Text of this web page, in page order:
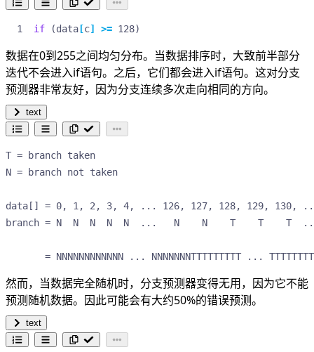
if (data [c] >= 128)
数据在0到255之间均匀分布。当数据排序时，大致前半部分
迭代不会进入if语句。之后，它们都会进入if语句。这对分支
预测器非常友好，因为分支连续多次走向相同的方向。
text
T = branch taken
N = branch not taken
data[] = 0, 1, 2, 3, 4, ... 126, 127, 128, 129, 130,
branch = N  N  N  N  N  ...   N    N    T    T
= NNNNNNNNNNNN ... NNNNNNNTTTTTTTTT ...
然而，当数据完全随机时，分支预测器变得无用，因为它不能
预测随机数据。因此可能会有大约50%的错误预测。
text